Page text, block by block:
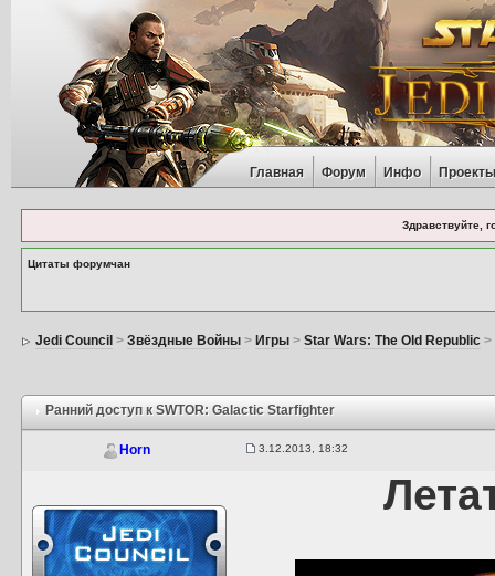
Главная Форум Инфо
Здравствуйте,
Цитаты форумчан
Jedi Council >Звёздные Войны > Игры >Star Wars: The Old Republic >
Ранний доступ к SWTOR: Galactic Starfighter
Horn 3.12.2013, 18:32